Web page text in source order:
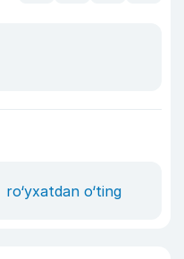
ro‘yxatdan o‘ting